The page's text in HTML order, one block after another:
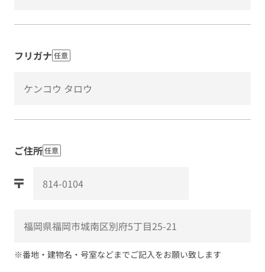
フリガナ 任意
ご住所 任意
※番地・建物名・号室などまでご記入をお願い致します